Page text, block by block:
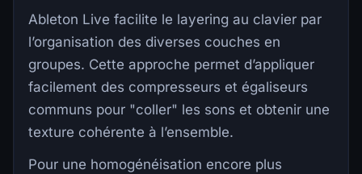
Ableton Live facilite le layering au clavier par
l’organisation des diverses couches en
groupes. Cette approche permet d’appliquer
facilement des compresseurs et égaliseurs
communs pour "coller" les sons et obtenir une
texture cohérente à l’ensemble.
Pour une homogénéisation encore plus